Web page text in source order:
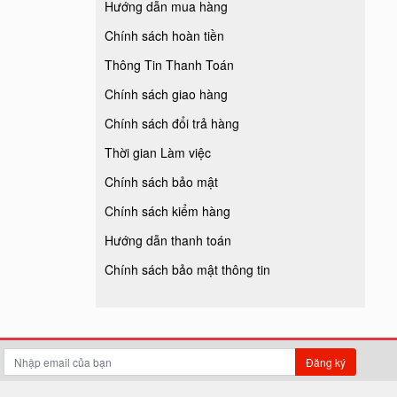
Hướng dẫn mua hàng
Chính sách hoàn tiền
Thông Tin Thanh Toán
Chính sách giao hàng
Chính sách đổi trả hàng
Thời gian Làm việc
Chính sách bảo mật
Chính sách kiểm hàng
Hướng dẫn thanh toán
Chính sách bảo mật thông tin
Đăng ký